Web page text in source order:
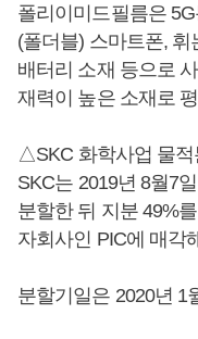
폴리이미드필름은
(폴더블) 스마트폰, 휘
배터리 소재 등으로
재력이 높은 소재로
△SKC 화학사업 물
SKC는 2019년 8월7
분할한 뒤 지분 49%
자회사인 PIC에 매각
분할기일은 2020년 1